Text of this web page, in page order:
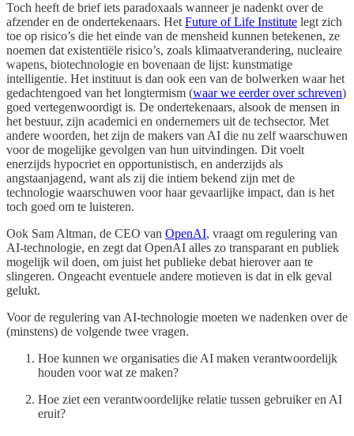
Toch heeft de brief iets paradoxaals wanneer je nadenkt over de
afzender en de ondertekenaars. Het Future of Life Institute legt zich
toe op risico’s die het einde van de mensheid kunnen betekenen, ze
noemen dat existentiële risico’s, zoals klimaatverandering, nucleaire
wapens, biotechnologie en bovenaan de lijst: kunstmatige
intelligentie. Het instituut is dan ook een van de bolwerken waar het
gedachtengoed van het longtermism (waar we eerder over schreven)
goed vertegenwoordigt is. De ondertekenaars, alsook de mensen in
het bestuur, zijn academici en ondernemers uit de techsector. Met
andere woorden, het zijn de makers van AI die nu zelf waarschuwen
voor de mogelijke gevolgen van hun uitvindingen. Dit voelt
enerzijds hypocriet en opportunistisch, en anderzijds als
angstaanjagend, want als zij die intiem bekend zijn met de
technologie waarschuwen voor haar gevaarlijke impact, dan is het
toch goed om te luisteren.
Ook Sam Altman, de CEO van OpenAI, vraagt om regulering van
AI-technologie, en zegt dat OpenAI alles zo transparant en publiek
mogelijk wil doen, om juist het publieke debat hierover aan te
slingeren. Ongeacht eventuele andere motieven is dat in elk geval
gelukt.
Voor de regulering van AI-technologie moeten we nadenken over de
(minstens) de volgende twee vragen.
Hoe kunnen we organisaties die AI maken verantwoordelijk
houden voor wat ze maken?
Hoe ziet een verantwoordelijke relatie tussen gebruiker en AI
eruit?